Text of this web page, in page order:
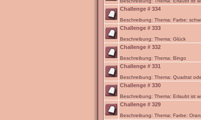
Challenge # 334
Beschreibung: Thema: Farbe:
Challenge # 333
Beschreibung: Thema: Glück
Challenge # 332
Beschreibung: Thema: Bingo
Challenge # 331
Beschreibung: Thema: Quadrat
Challenge # 330
Beschreibung: Thema: Erlaubt ist
Challenge # 329
Beschreibung: Thema: Farbe: